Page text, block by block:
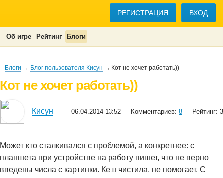
РЕГИСТРАЦИЯ ВХОД
Об игре Рейтинг Блоги
Блоги → Блог пользователя Кисун → Кот не хочет работать))
Кот не хочет работать))
Кисун 06.04.2014 13:52 Комментариев: 8 Рейтинг: 3
Может кто сталкивался с проблемой, а конкретнее: с
планшета при устройстве на работу пишет, что не верно
введены числа с картинки. Кеш чистила, не помогает. С